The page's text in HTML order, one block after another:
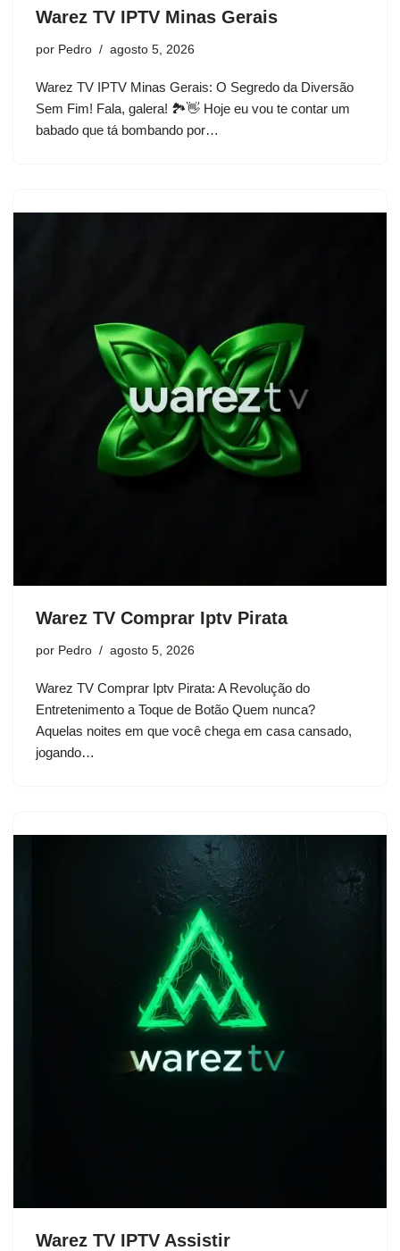
Warez TV IPTV Minas Gerais
por Pedro agosto 5, 2026
Warez TV IPTV Minas Gerais: O Segredo da Diversão
Sem Fim! Fala, galera! 🏞️👋 Hoje eu vou te contar um
babado que tá bombando por…
Warez TV Comprar Iptv Pirata
por Pedro agosto 5, 2026
Warez TV Comprar Iptv Pirata: A Revolução do
Entretenimento a Toque de Botão Quem nunca?
Aquelas noites em que você chega em casa cansado,
jogando…
Warez TV IPTV Assistir